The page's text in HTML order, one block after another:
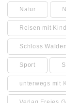
Natur
Reisen mit
Schloss
Sport
unterwegs mit